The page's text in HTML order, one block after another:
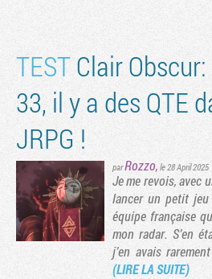
TESTClair
33, il y a des QTE
JRPG !
parRozzo, le 28 April 2025
Je me revois, avec
lancer un petit
équipe française
mon radar. S’en
j’en avais
(LIRE LA SUITE)